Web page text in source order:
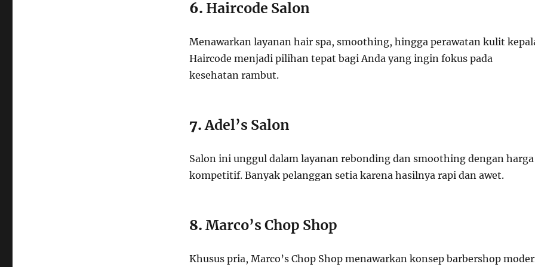
6. Haircode Salon
Menawarkan layanan hair spa, smoothing, hingga perawatan kulit
Haircode menjadi pilihan tepat bagi Anda yang ingin fokus pada
kesehatan rambut.
7.Adel’s Salon
Salon ini unggul dalam layanan rebonding dan smoothing dengan harga
kompetitif. Banyak pelanggan setia karena hasilnya rapi dan awet.
8. Marco’s Chop Shop
Khusus pria, Marco’s Chop Shop menawarkan konsep barbershop